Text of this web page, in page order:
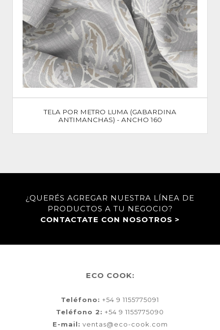
TELA POR METRO LUMA (GABARDINA
ANTIMANCHAS) - ANCHO 160
¿QUERÉS AGREGAR NUESTRA LÍNEA DE
PRODUCTOS A TU NEGOCIO?
CONTACTATE CON NOSOTROS >
ECO COOK:
Teléfono: +54 9 1155775091
Teléfono 2: +54 9 1155775090
E-mail: ventas@eco-cook.com